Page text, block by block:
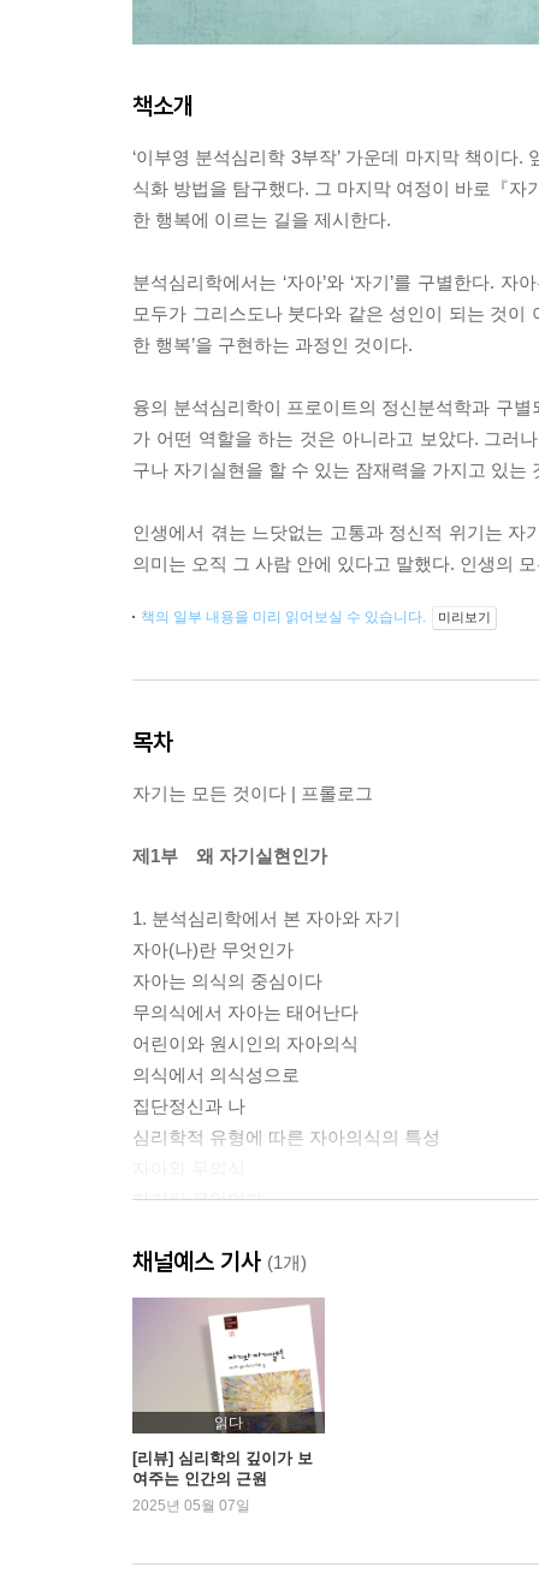
책소개
‘이부영 분석심리학 3부작’ 가운데 마지막 책이다
식화 방법을 탐구했다. 그 마지막 여정이 바로『자
한 행복에 이르는 길을 제시한다.
분석심리학에서는 ‘자아’와 ‘자기’를 구별한다.
모두가 그리스도나 붓다와 같은 성인이 되는 것이
한 행복’을 구현하는 과정인 것이다.
융의 분석심리학이 프로이트의 정신분석학과 구
가 어떤 역할을 하는 것은 아니라고 보았다. 그러
구나 자기실현을 할 수 있는 잠재력을 가지고 있는
인생에서 겪는 느닷없는 고통과 정신적 위기는
의미는 오직 그 사람 안에 있다고 말했다. 인생의
책의 일부 내용을 미리 읽어보실 수 있습니다. 미리보기
목차
자기는 모든 것이다 | 프롤로그
제1부 왜 자기실현인가
1. 분석심리학에서 본 자아와 자기
자아(나)란 무엇인가
자아는 의식의 중심이다
무의식에서 자아는 태어난다
어린이와 원시인의 자아의식
의식에서 의식성으로
집단정신과 나
심리학적 유형에 따른 자아의식의 특성
자기란 무엇인가
중심으로서의 자기·자기원형
대극과 대극합일로서의 자기
자기의 상징적 표현
원형상의 특징
자기원형의 발견
자기의 상징적 표현
자기와 신의 상
자기와 그리스도상
채널예스 기사 (1개)
읽다
[리뷰] 심리학의 깊이가 보
여주는 인간의 근원
2025년 05월 07일